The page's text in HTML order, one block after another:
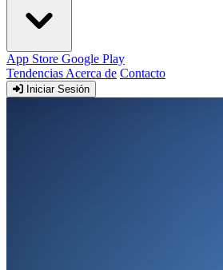
App Store Google Play
Tendencias Acerca de Contacto
Iniciar Sesión